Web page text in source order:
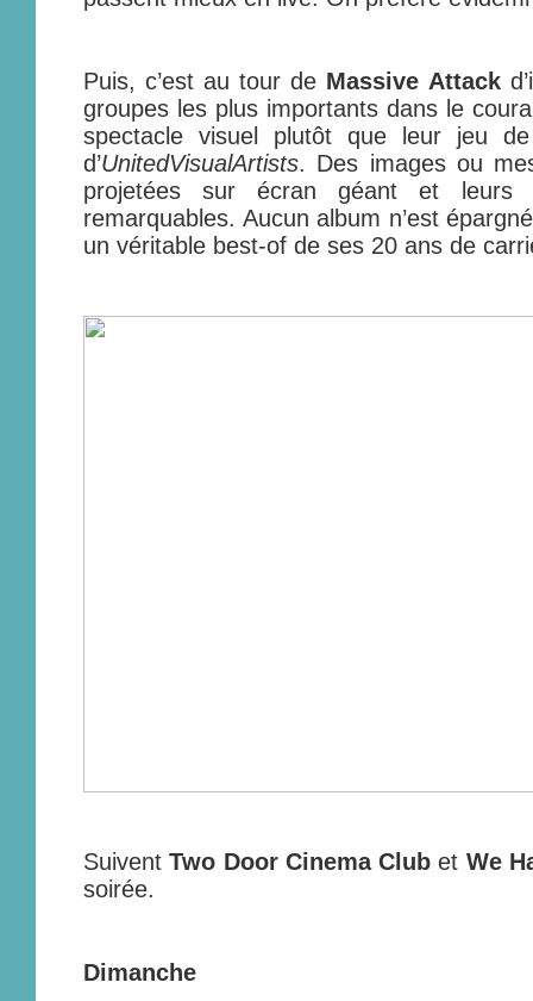
Puis, c’est au tour de Massive Attack
groupes les plus importants dans le
spectacle visuel plutôt que leur jeu
d’UnitedVisualArtists. Des images ou
projetées sur écran géant et leurs
remarquables. Aucun album n’est
un véritable best-of de ses 20 ans de
SuiventTwo Door Cinema Club et We
soirée.
Dimanche